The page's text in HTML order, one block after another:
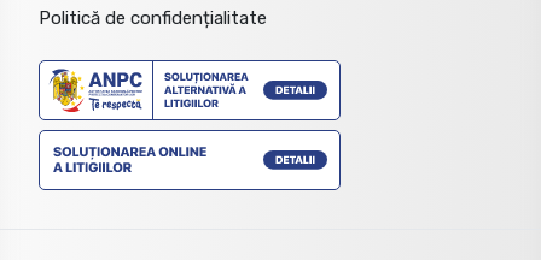
Politică de confidențialitate